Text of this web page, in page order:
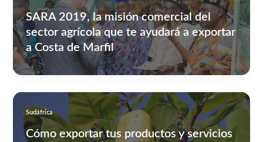
SARA 2019, la misión comercial del
sector agrícola que te ayudará a exportar
a Costa de Marfil
Sudáfrica
Cómo exportar tus productos y servicios